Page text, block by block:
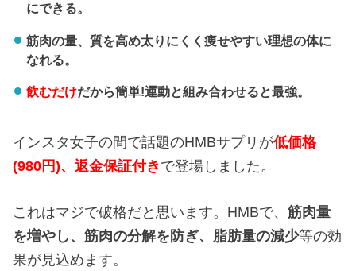
にできる。
筋肉の量、質を高め太りにくく痩せやすい理想の体に
なれる。
飲むだけだから簡単!運動と組み合わせると最強。
インスタ女子の間で話題のHMBサプリが低価格
(980円)、返金保証付き で登場しました。
これはマジで破格だと思います。HMBで、筋肉量
を増やし、筋肉の分解を防ぎ、 脂肪量の減少等の効
果が見込めます。